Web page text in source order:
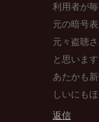
利用者が
元の暗号
元々盗聴
と思います
あたかも
しいにも
返信